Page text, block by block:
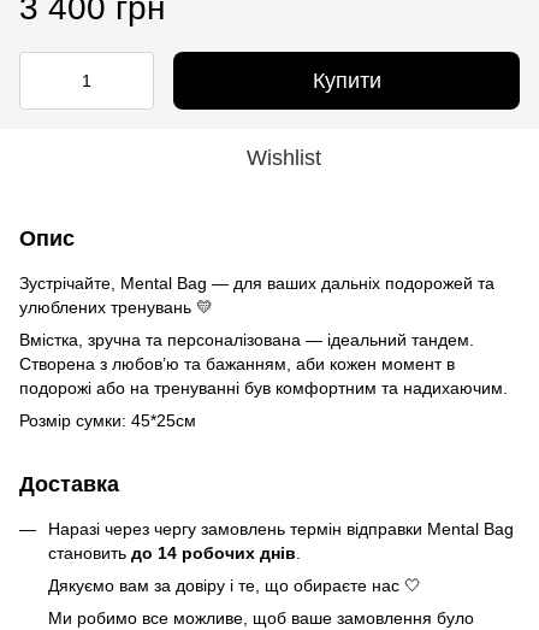
Купити
Wishlist
Опис
Зустрічайте, Mental Bag — для ваших дальніх подорожей та
улюблених тренувань 💛
Вмістка, зручна та персоналізована — ідеальний тандем.
Створена з любов’ю та бажанням, аби кожен момент в
подорожі або на тренуванні був комфортним та надихаючим.
Розмір сумки: 45*25см
Доставка
Наразі через чергу замовлень термін відправки Mental Bag
становить до 14 робочих днів
Дякуємо вам за довіру і те, що обираєте нас 🤍
Ми робимо все можливе, щоб ваше замовлення було